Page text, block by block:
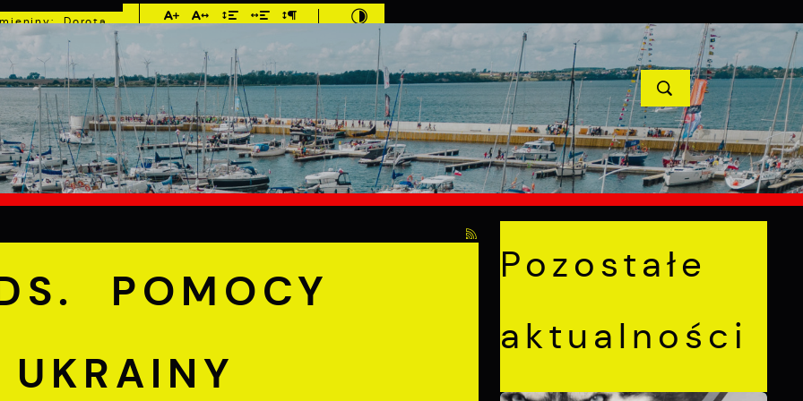
Dorota,
Konrad, Kajetan
MIESZKANIEC TURYSTYKA INWESTYCJE PROJEKTY UNIJNE KONTAKT
OBYWATELOM UKRAINY POPRZEDNI NASTĘPNY
POMOCY
Pozostałe
aktualności